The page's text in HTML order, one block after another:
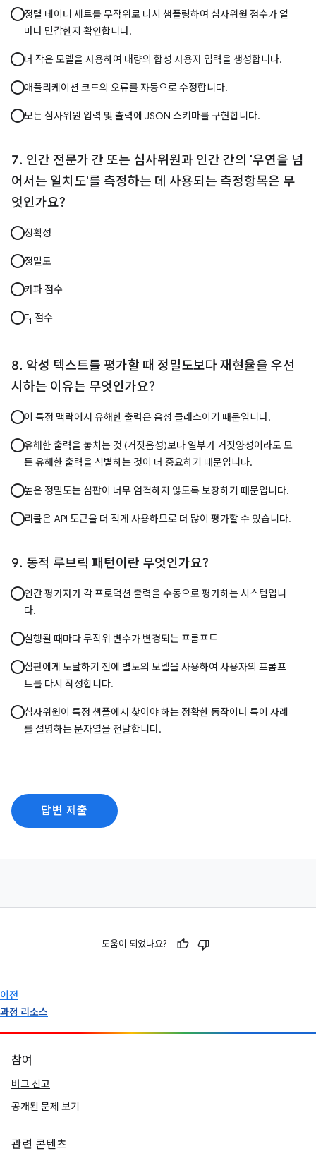
정렬 데이터 세트를 무작위로 다시 샘플링하여 심사위원 점수가 얼
마나 민감한지 확인합니다.
더 작은 모델을 사용하여 대량의 합성 사용자 입력을 생성합니다.
애플리케이션 코드의 오류를 자동으로 수정합니다.
모든 심사위원 입력 및 출력에 JSON 스키마를 구현합니다.
인간 전문가 간 또는 심사위원과 인간 간의 '우연을 넘
어서는 일치도'를 측정하는 데 사용되는 측정항목은 무
엇인가요?
정확성
정밀도
카파 점수
F1 점수
악성 텍스트를 평가할 때 정밀도보다 재현율을 우선
시하는 이유는 무엇인가요?
이 특정 맥락에서 유해한 출력은 음성 클래스이기 때문입니다.
유해한 출력을 놓치는 것 (거짓음성)보다 일부가 거짓양성이라도 모
든 유해한 출력을 식별하는 것이 더 중요하기 때문입니다.
높은 정밀도는 심판이 너무 엄격하지 않도록 보장하기 때문입니다.
리콜은 API 토큰을 더 적게 사용하므로 더 많이 평가할 수 있습니다.
동적 루브릭 패턴이란 무엇인가요?
인간 평가자가 각 프로덕션 출력을 수동으로 평가하는 시스템입니
다.
실행될 때마다 무작위 변수가 변경되는 프롬프트
심판에게 도달하기 전에 별도의 모델을 사용하여 사용자의 프롬프
트를 다시 작성합니다.
심사위원이 특정 샘플에서 찾아야 하는 정확한 동작이나 특이 사례
를 설명하는 문자열을 전달합니다.
답변 제출
도움이 되었나요?
이전
과정 리소스
참여
버그 신고
공개된 문제 보기
관련 콘텐츠